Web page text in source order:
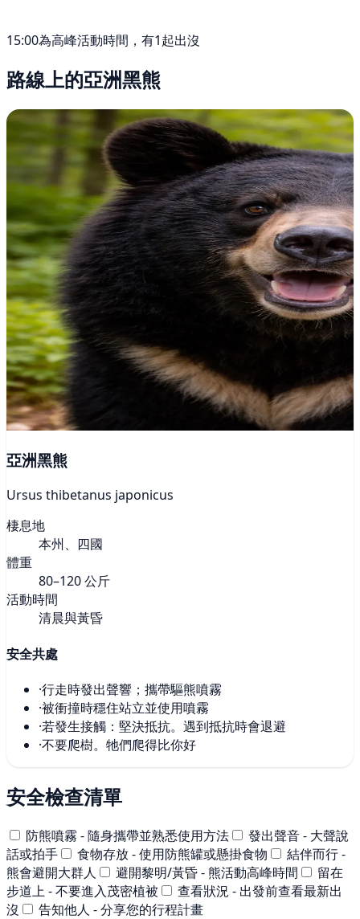
15:00為高峰活動時間，有1起出沒
路線上的亞洲黑熊
亞洲黑熊
Ursus thibetanus japonicus
棲息地
本州、四國
體重
80–120 公斤
活動時間
清晨與黃昏
安全共處
·行走時發出聲響；攜帶驅熊噴霧
·被衝撞時穩住站立並使用噴霧
·若發生接觸：堅決抵抗。遇到抵抗時會退避
·不要爬樹。牠們爬得比你好
安全檢查清單
防熊噴霧 - 隨身攜帶並熟悉使用方法
發出聲音 - 大聲說
話或拍手
食物存放 - 使用防熊罐或懸掛食物
結伴而行 -
熊會避開大群人
避開黎明/黃昏 - 熊活動高峰時間
留在
步道上 - 不要進入茂密植被
查看狀況 - 出發前查看最新出
沒
告知他人 - 分享您的行程計畫